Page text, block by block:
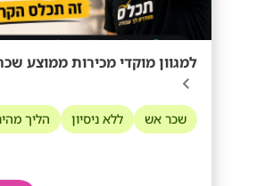
למגוון מוקדי מכירות ממוצע שכר 15,000
שכר אש ללא ניסיון הליך